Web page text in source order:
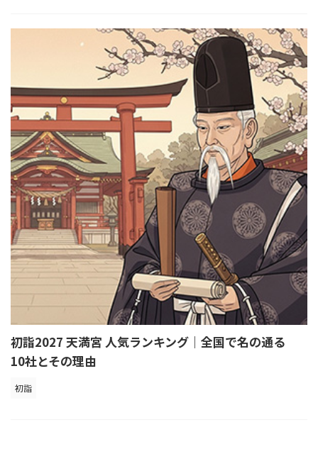
初詣2027 天満宮 人気ランキング｜全国で名の通る
10社とその理由
初詣